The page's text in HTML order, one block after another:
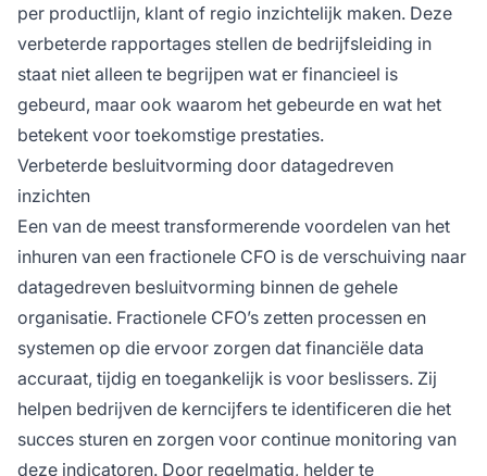
per productlijn, klant of regio inzichtelijk maken. Deze
verbeterde rapportages stellen de bedrijfsleiding in
staat niet alleen te begrijpen wat er financieel is
gebeurd, maar ook waarom het gebeurde en wat het
betekent voor toekomstige prestaties.
Verbeterde besluitvorming door datagedreven
inzichten
Een van de meest transformerende voordelen van het
inhuren van een fractionele CFO is de verschuiving naar
datagedreven besluitvorming binnen de gehele
organisatie. Fractionele CFO’s zetten processen en
systemen op die ervoor zorgen dat financiële data
accuraat, tijdig en toegankelijk is voor beslissers. Zij
helpen bedrijven de kerncijfers te identificeren die het
succes sturen en zorgen voor continue monitoring van
deze indicatoren. Door regelmatig, helder te